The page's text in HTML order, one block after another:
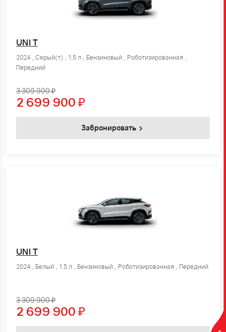
UNI T
2024 , Серый(т) , 1.5 л , Бензиновый , Роботизированная ,
Передний
3 309 900 ₽
2 699 900 ₽
Забронировать
UNI T
2024 , Белый , 1.5 л , Бензиновый , Роботизированная , Передний
3 309 900 ₽
2 699 900 ₽